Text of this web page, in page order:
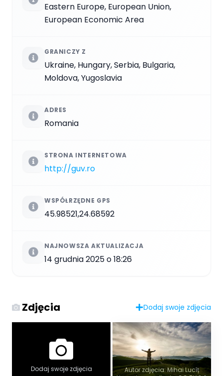
Eastern Europe, European Union,
European Economic Area
GRANICZY Z
Ukraine, Hungary, Serbia, Bulgaria,
Moldova, Yugoslavia
ADRES
Romania
STRONA INTERNETOWA
http://guv.ro
WSPÓŁRZĘDNE GPS
45.98521,24.68592
NAJNOWSZA AKTUALIZACJA
14 grudnia 2025 o 18:26
Zdjęcia Dodaj swoje zdjęcia
Dodaj swoje zdjęcia
Autor zdjęcia: Mihai Lucîț